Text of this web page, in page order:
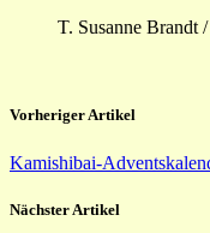
T. Susanne Brandt
Vorheriger Artikel
Kamishibai-
Nächster Artikel